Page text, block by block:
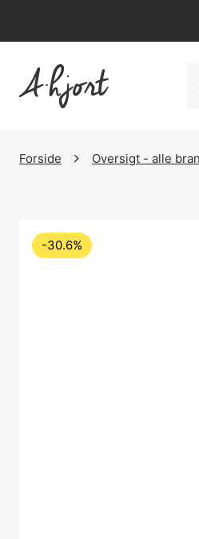
Forside Oversigt - alle
-30.6%